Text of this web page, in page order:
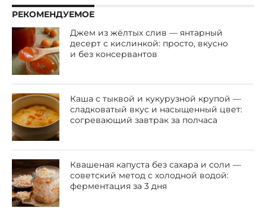
РЕКОМЕНДУЕМОЕ
Джем из жёлтых слив — янтарный
десерт с кислинкой: просто, вкусно
и без консервантов
Каша с тыквой и кукурузной крупой —
сладковатый вкус и насыщенный цвет:
согревающий завтрак за полчаса
Квашеная капуста без сахара и соли —
советский метод с холодной водой:
ферментация за 3 дня